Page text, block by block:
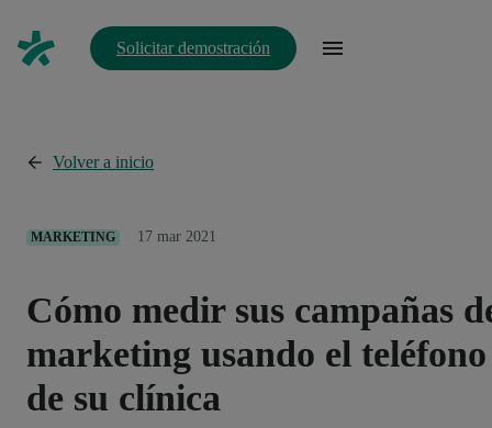
Solicitar demostración
Volver a inicio
MARKETING 17 mar 2021
Cómo medir sus campañas
marketing usando el teléfono
de su clínica